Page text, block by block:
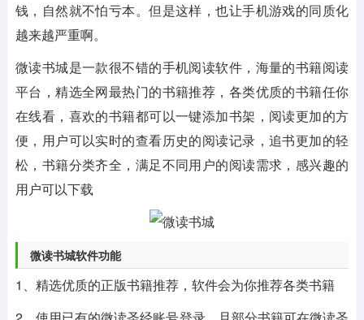
钱，自然就不怕亏本。但是这样，也让手机游戏的同质化
越来越严重啊。
微读书城是一款很不错的手机阅读软件，海量的书籍阅读
平台，精选全网最热门的书籍推荐，各类优质的书籍任你
在线看，喜欢的书籍都可以一键添加书架，阅读更加的方
便，用户可以实时的查看历史的阅读记录，追书更加的轻
松，书籍分类齐全，满足不同用户的阅读需求，感兴趣的
用户可以下载
微读书城软件功能
1、精选优质的正版书籍推荐，软件会为你推荐各类书籍